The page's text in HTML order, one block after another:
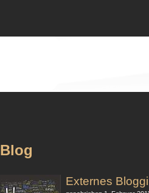
Blog
Externes